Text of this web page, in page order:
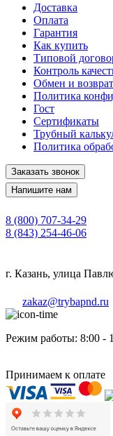
Доставка
Оплата
Гарантия
Как купить
Типовой
Контроль
Обмен и возврат
Политика
Гост
Сертификаты
Трубный
Политика
Заказать звонок
Напишите нам
8 (800) 707-34-29
8 (843) 254-46-06
г. Казань, улица
zakaz@trybapnd.ru
Режим работы: 8:00 -
Принимаем к оплате